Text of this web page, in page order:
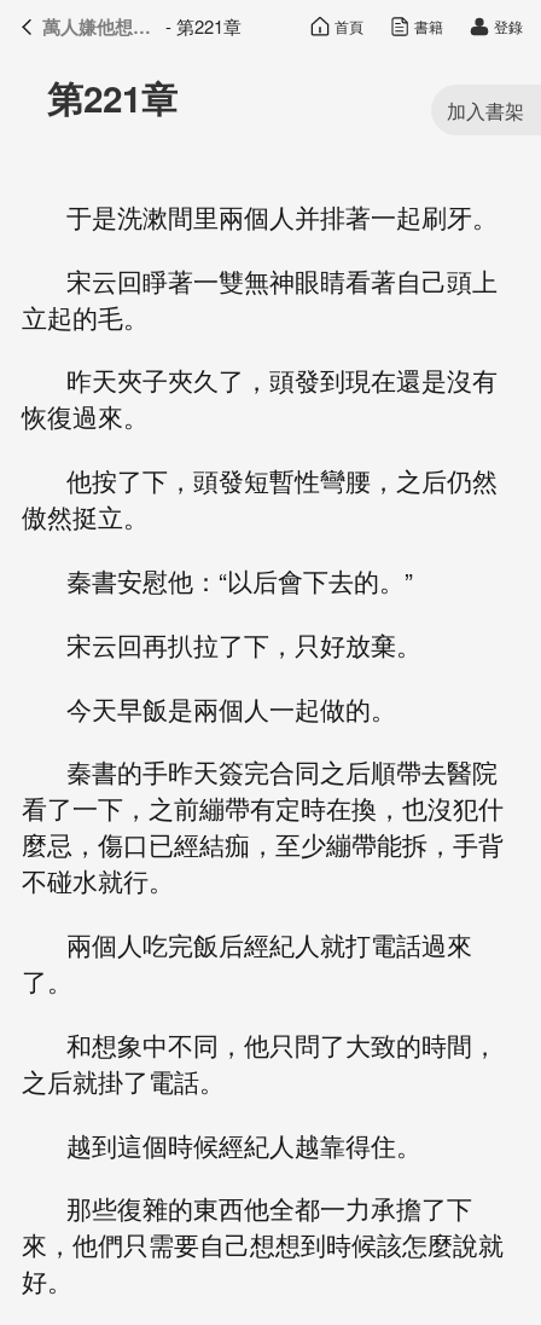
萬人嫌他想開了 目錄
第221章
于是洗漱間里兩個人并排著一起刷牙。
宋云回睜著一雙無神眼睛看著自己頭上
立起的毛。
昨天夾子夾久了，頭發到現在還是沒有
恢復過來。
他按了下，頭發短暫性彎腰，之后仍然
傲然挺立。
秦書安慰他：“以后會下去的。”
宋云回再扒拉了下，只好放棄。
今天早飯是兩個人一起做的。
秦書的手昨天簽完合同之后順帶去醫院
看了一下，之前繃帶有定時在換，也沒犯什
麼忌，傷口已經結痂，至少繃帶能拆，手背
不碰水就行。
兩個人吃完飯后經紀人就打電話過來
了。
和想象中不同，他只問了大致的時間，
之后就掛了電話。
越到這個時候經紀人越靠得住。
那些復雜的東西他全都一力承擔了下
來，他們只需要自己想想到時候該怎麼說就
好。
萬人嫌他想開了 - 第221章 首頁 書籍 登錄